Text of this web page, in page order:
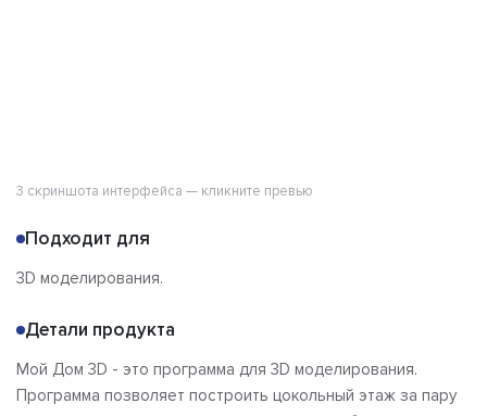
3 скриншота интерфейса — кликните превью
Подходит для
3D моделирования.
Детали продукта
Мой Дом 3D - это программа для 3D моделирования.
Программа позволяет построить цокольный этаж за пару